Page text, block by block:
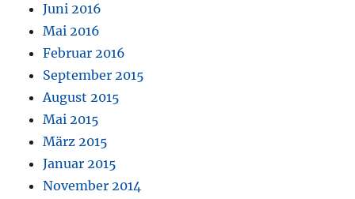
Juni 2016
Mai 2016
Februar 2016
September 2015
August 2015
Mai 2015
März 2015
Januar 2015
November 2014